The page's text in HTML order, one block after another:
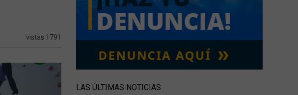
vistas 1791
LAS ÚLTIMAS NOTICIAS